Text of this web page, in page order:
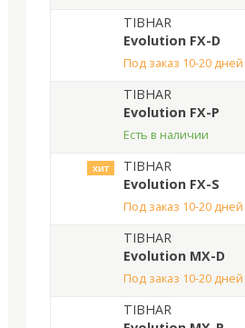
TIBHAR
Evolution FX-D
под заказ 10-20 дней
TIBHAR
Evolution FX-P
Есть в наличии
хит
TIBHAR
Evolution FX-S
под заказ 10-20 дней
TIBHAR
Evolution MX-D
под заказ 10-20 дней
TIBHAR